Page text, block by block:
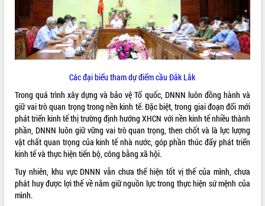
Thứ trưởng Bộ Nông nghiệp và Môi
trường Nguyễn Hoàng Hiệp khảo sát
vùng trồng và doanh nghiệp đóng gói
sầu riêng tại Đắk Lắk
Trình diễn nghệ thuật chế biến các
Đắk Lắk công bố Quy hoạch và xúc
tiến đầu tư tỉnh
Ngành cá ngừ Đắk Lắk chủ động thích
ứng để giữ vững thị trường xuất khẩu
Diễn đàn Kinh tế tư nhân Việt Nam đột
phá cơ chế - Hợp tác công tư
Đề án 06 tạo bước ngoặt đột phá trong
cải cách hành chính tỉnh Đắk Lắk
Kết nối tour, đẩy mạnh chuyển đổi số
Các đại biểu tham dự điểm cầu Đắk Lắk
Trong quá trình xây dựng và bảo vệ Tổ quốc, DNNN luôn đồng hành và
giữ vai trò quan trọng trong nền kinh tế. Đặc biệt, trong giai đoạn đổi mới
phát triển kinh tế thị trường định hướng XHCN với nền kinh tế nhiều thành
phần, DNNN luôn giữ vững vai trò quan trọng, then chốt và là lực lượng
vật chất quan trọng của kinh tế nhà nước, góp phần thúc đẩy phát triển
kinh tế và thực hiện tiến bộ, công bằng xã hội.
Tuy nhiên, khu vực DNNN vẫn chưa thể hiện tốt vị thế của mình, chưa
phát huy được lợi thế về nắm giữ nguồn lực trong thực hiện sứ mệnh của
mình.